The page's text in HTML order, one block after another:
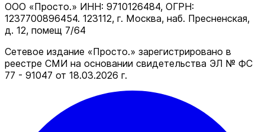
ООО «Просто.» ИНН: 9710126484, ОГРН:
1237700896454. 123112, г. Москва, наб. Пресненская,
д. 12, помещ 7/64
Сетевое издание «Просто.» зарегистрировано в
реестре СМИ на основании свидетельства ЭЛ № ФС
77 - 91047 от 18.03.2026 г.